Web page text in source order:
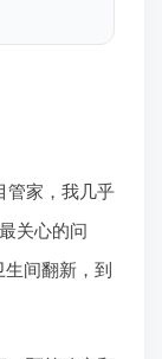
管家，我几乎
关心的问
生间翻新，到